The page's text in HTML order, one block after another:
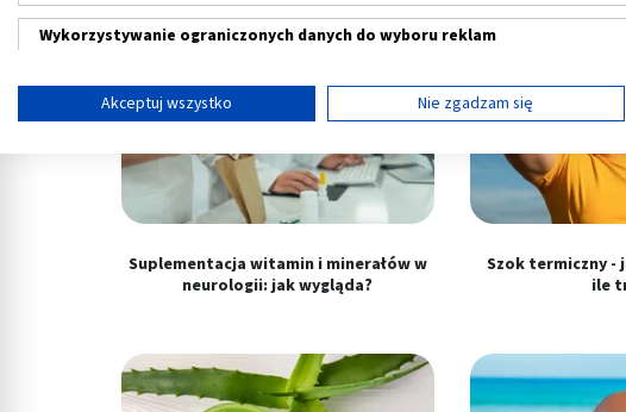
Suplementacja witamin i minerałów w
neurologii: jak wygląda?
Szok termiczny -
ile
Wykorzystywanie ograniczonych danych do wyboru reklam
Tworzenie profili w celu spersonalizowanych reklam
Tworzenie profili w celu personalizacji treści
Wykorzystywanie profili w celu doboru spersonalizowanych treści
Pomiar efektywności reklam
Rozumienie odbiorców dzięki statystyce lub kombinacji danych z różnych
Akceptuj wszystko Nie zgadzam się